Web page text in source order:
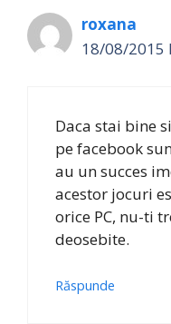
roxana
18/08/2015
Daca stai bine
pe facebook
au un succes
acestor jocuri
orice PC, nu-ti
deosebite.
Răspunde